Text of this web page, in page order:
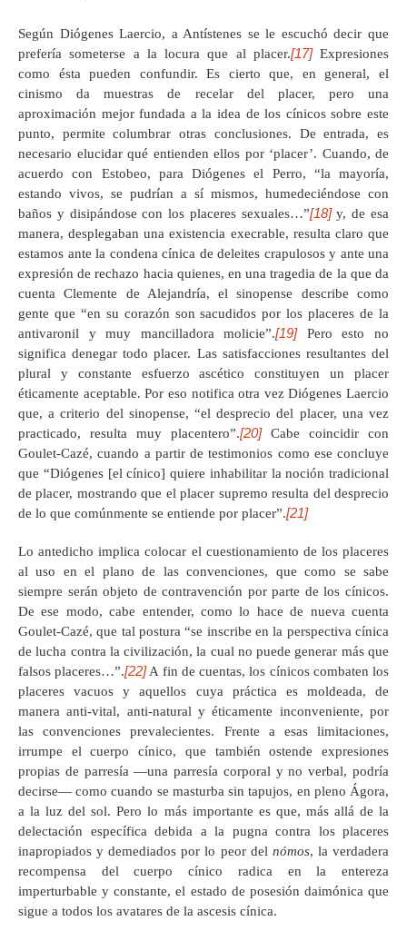
Según Diógenes Laercio, a Antístenes se le escuchó decir que
prefería someterse a la locura que al placer.[17]Expresiones
como ésta pueden confundir. Es cierto que, en general, el
cinismo da muestras de recelar del placer, pero una
aproximación mejor fundada a la idea de los cínicos sobre este
punto, permite columbrar otras conclusiones. De entrada, es
necesario elucidar qué entienden ellos por ‘placer’. Cuando, de
acuerdo con Estobeo, para Diógenes el Perro, “la mayoría,
estando vivos, se pudrían a sí mismos, humedeciéndose con
baños y disipándose con los placeres sexuales…”[18]y, de esa
manera, desplegaban una existencia execrable, resulta claro que
estamos ante la condena cínica de deleites crapulosos y ante una
expresión de rechazo hacia quienes, en una tragedia de la que da
cuenta Clemente de Alejandría, el sinopense describe como
gente que “en su corazón son sacudidos por los placeres de la
antivaronil y muy mancilladora molicie”.[19]Pero esto no
significa denegar todo placer. Las satisfacciones resultantes del
plural y constante esfuerzo ascético constituyen un placer
éticamente aceptable. Por eso notifica otra vez Diógenes Laercio
que, a criterio del sinopense, “el desprecio del placer, una vez
practicado, resulta muy placentero”.[20]Cabe coincidir con
Goulet-Cazé, cuando a partir de testimonios como ese concluye
que “Diógenes [el cínico] quiere inhabilitar la noción tradicional
de placer, mostrando que el placer supremo resulta del desprecio
de lo que comúnmente se entiende por placer”.[21]
Lo antedicho implica colocar el cuestionamiento de los placeres
al uso en el plano de las convenciones, que como se sabe
siempre serán objeto de contravención por parte de los cínicos.
De ese modo, cabe entender, como lo hace de nueva cuenta
Goulet-Cazé, que tal postura “se inscribe en la perspectiva cínica
de lucha contra la civilización, la cual no puede generar más que
falsos placeres…”.[22]A fin de cuentas, los cínicos combaten los
placeres vacuos y aquellos cuya práctica es moldeada, de
manera anti-vital, anti-natural y éticamente inconveniente, por
las convenciones prevalecientes. Frente a esas limitaciones,
irrumpe el cuerpo cínico, que también ostende expresiones
propias de parresía —una parresía corporal y no verbal, podría
decirse— como cuando se masturba sin tapujos, en pleno Ágora,
a la luz del sol. Pero lo más importante es que, más allá de la
delectación específica debida a la pugna contra los placeres
inapropiados y demediados por lo peor del nómos, la verdadera
recompensa del cuerpo cínico radica en la entereza
imperturbable y constante, el estado de posesión daimónica que
sigue a todos los avatares de la ascesis cínica.